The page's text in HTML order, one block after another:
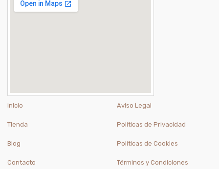
Inicio
Tienda
Blog
Contacto
Aviso Legal
Políticas de Privacidad
Políticas de Cookies
Términos y Condiciones